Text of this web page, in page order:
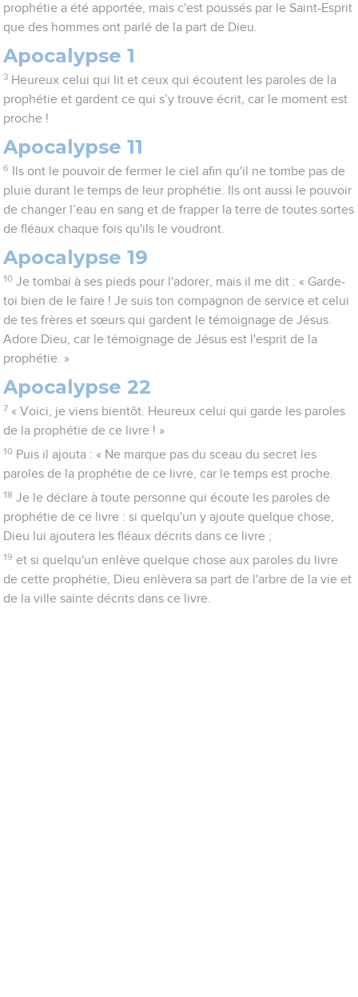
prophétie a été apportée, mais c'est poussés par le Saint-Esprit
que des hommes ont parlé de la part de Dieu.
Apocalypse 1
3 Heureux celui qui lit et ceux qui écoutent les paroles de la
prophétie et gardent ce qui s’y trouve écrit, car le moment est
proche !
Apocalypse 11
6
Ils ont le pouvoir de fermer le ciel afin qu'il ne tombe pas de
pluie durant le temps de leur prophétie. Ils ont aussi le pouvoir
de changer l’eau en sang et de frapper la terre de toutes sortes
de fléaux chaque fois qu'ils le voudront.
Apocalypse 19
10 Je tombai à ses pieds pour l'adorer, mais il me dit : « Garde-
toi bien de le faire ! Je suis ton compagnon de service et celui
de tes frères et sœurs qui gardent le témoignage de Jésus.
Adore Dieu, car le témoignage de Jésus est l'esprit de la
prophétie. »
Apocalypse 22
7 « Voici, je viens bientôt. Heureux celui qui garde les paroles
de la prophétie de ce livre ! »
10 Puis il ajouta : « Ne marque pas du sceau du secret les
paroles de la prophétie de ce livre, car le temps est proche.
18 Je le déclare à toute personne qui écoute les paroles de
prophétie de ce livre : si quelqu'un y ajoute quelque chose,
Dieu lui ajoutera les fléaux décrits dans ce livre ;
19 et si quelqu'un enlève quelque chose aux paroles du livre
de cette prophétie, Dieu enlèvera sa part de l'arbre de la vie et
de la ville sainte décrits dans ce livre.